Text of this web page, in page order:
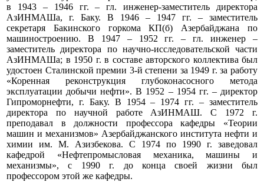
в 1943 – 1946 гг. – гл. инженер-заместитель директора
АзИНМАШа, г. Баку. В 1946 – 1947 гг. – заместитель
секретаря Бакинского горкома КП(б) Азербайджана по
машиностроению. В 1947 – 1952 гг. – гл. инженер –
заместитель директора по научно-исследовательской части
АзИНМАШа; в 1950 г. в составе авторского коллектива был
удостоен Сталинской премии 3-й степени за 1949 г. за работу
«Коренная реконструкция глубоконасосного метода
эксплуатации добычи нефти». В 1952 – 1954 гг. – директор
Гипроморнефти, г. Баку. В 1954 – 1974 гг. – заместитель
директора по научной работе АзИНМАШ. С 1972 г.
преподавал в должности профессора кафедры «Теории
машин и механизмов» Азербайджанского института нефти и
химии им. М. Азизбекова. С 1974 по 1990 г. заведовал
кафедрой «Нефтепромысловая механика, машины и
механизмы», с 1990 г. до конца своей жизни был
профессором этой же кафедры.